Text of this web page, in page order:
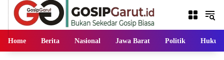
Langsung
Home Berita Nasional Jawa Barat Politik Hukum